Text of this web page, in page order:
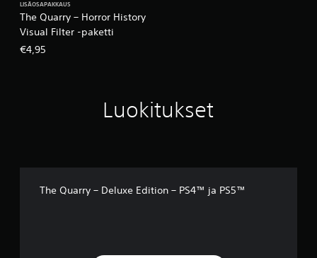
The Quarry – Horror History
Visual Filter -paketti
LISÄOSAPAKKAUS
€4,95
Luokitukset
The Quarry – Deluxe Edition – PS4™ ja PS5™